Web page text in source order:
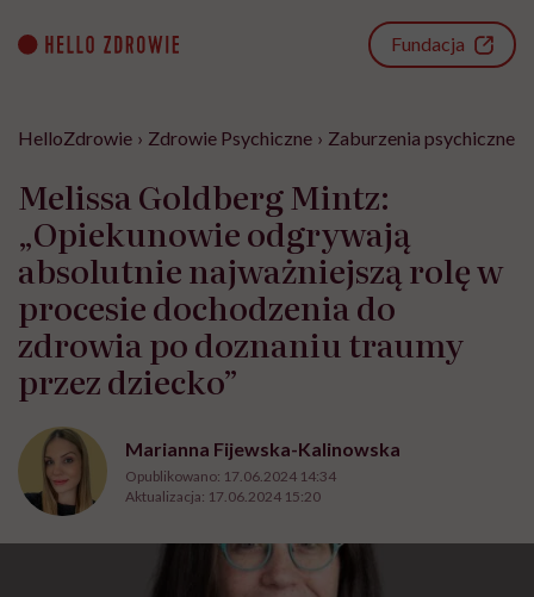
content
Fundacja
HelloZdrowie › Zdrowie Psychiczne › Zaburzenia psychiczne
Melissa Goldberg Mintz:
„Opiekunowie odgrywają
absolutnie najważniejszą rolę w
procesie dochodzenia do
zdrowia po doznaniu traumy
przez dziecko”
Marianna Fijewska-Kalinowska
Opublikowano: 17.06.2024 14:34
Aktualizacja: 17.06.2024 15:20